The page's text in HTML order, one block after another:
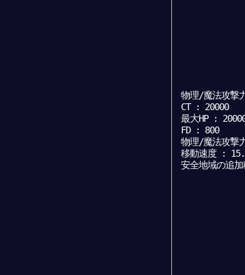
物理/魔法攻撃
CT : 20000
最大HP :
FD : 800
物理/魔法攻撃
移動速度 :
安全地域の追